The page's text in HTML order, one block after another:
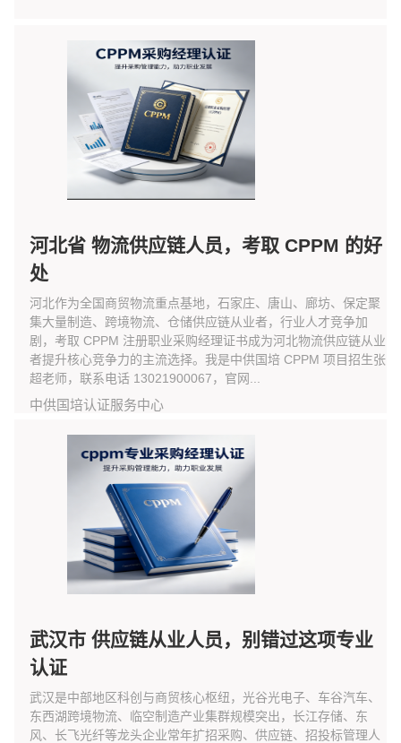
河北省 物流供应链人员，考取 CPPM 的好
处
河北作为全国商贸物流重点基地，石家庄、唐山、廊坊、保定聚
集大量制造、跨境物流、仓储供应链从业者，行业人才竞争加
剧，考取 CPPM 注册职业采购经理证书成为河北物流供应链从业
者提升核心竞争力的主流选择。我是中供国培 CPPM 项目招生张
超老师，联系电话 13021900067，官网...
中供国培认证服务中心
武汉市 供应链从业人员，别错过这项专业
认证
武汉是中部地区科创与商贸核心枢纽，光谷光电子、车谷汽车、
东西湖跨境物流、临空制造产业集群规模突出，长江存储、东
风、长飞光纤等龙头企业常年扩招采购、供应链、招投标管理人